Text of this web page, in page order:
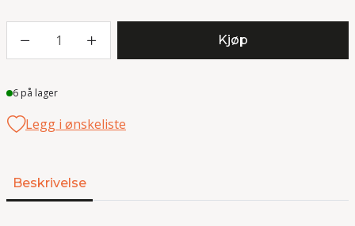
1 Kjøp
Lager
6 på lager
Legg i ønskeliste
Beskrivelse